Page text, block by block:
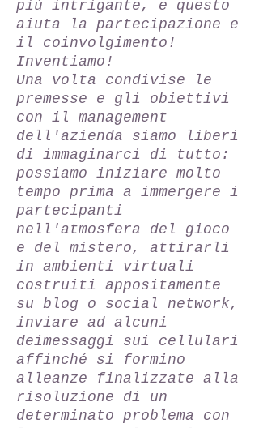
più intrigante, e questo
aiuta la partecipazione e
il coinvolgimento!
Inventiamo!
Una volta condivise le
premesse e gli obiettivi
con il management
dell'azienda siamo liberi
di immaginarci di tutto:
possiamo iniziare molto
tempo prima a immergere i
partecipanti
nell'atmosfera del gioco
e del mistero, attirarli
in ambienti virtuali
costruiti appositamente
su blog o social network,
inviare ad alcuni
deimessaggi sui cellulari
affinché si formino
alleanze finalizzate alla
risoluzione di un
determinato problema con